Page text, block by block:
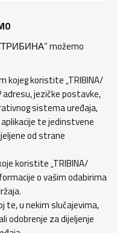
ТРИБИНА“ možemo
kojeg koristite „TRIBINA/
jezičke postavke,
sistema uređaja,
te jedinstvene
od strane
koristite „TRIBINA/
o vašim odabirima
te, u nekim slučajevima,
odobrenje za dijeljenje